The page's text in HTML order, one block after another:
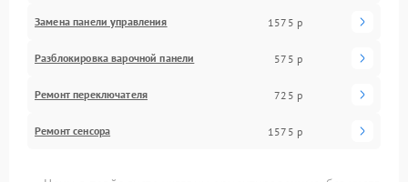
Замена панели управления 1575 р
Разблокировка варочной панели 575 р
Ремонт переключателя 725 р
Ремонт сенсора 1575 р